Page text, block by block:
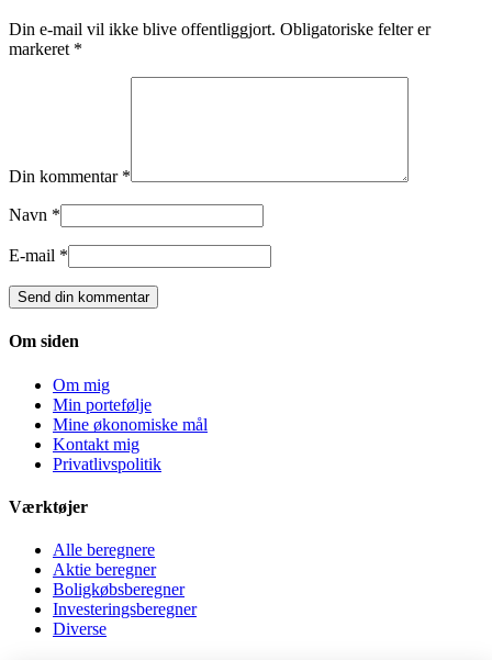
Din e-mail vil ikke blive offentliggjort. Obligatoriske felter er
markeret *
Din kommentar *
Navn *
E-mail *
Om siden
Om mig
Min portefølje
Mine økonomiske mål
Kontakt mig
Privatlivspolitik
Værktøjer
Alle beregnere
Aktie beregner
Boligkøbsberegner
Investeringsberegner
Diverse